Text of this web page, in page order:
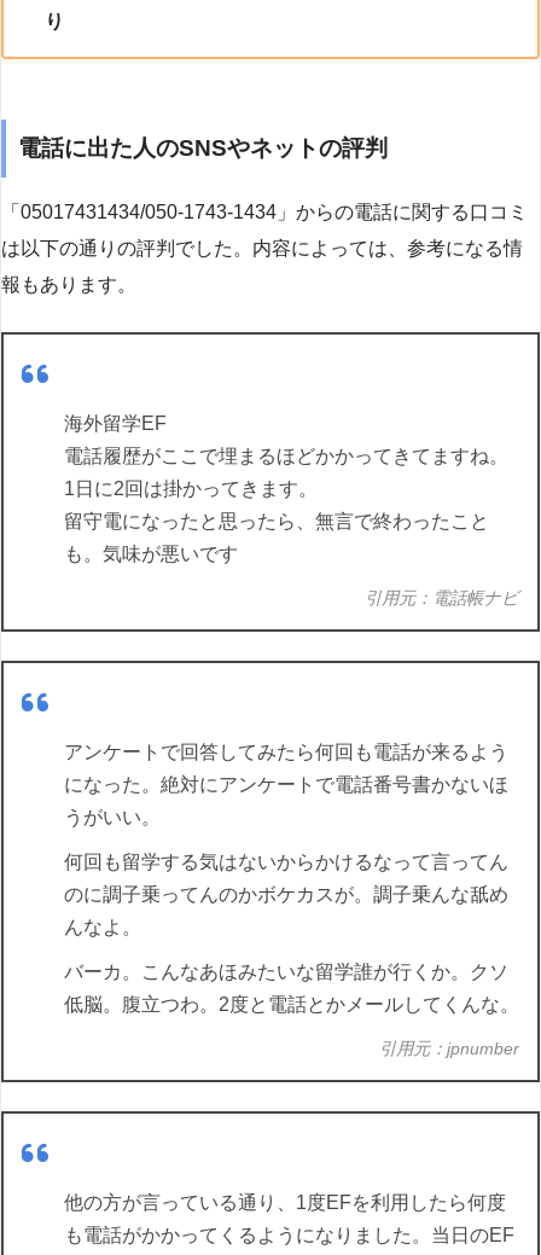
り
電話に出た人のSNSやネットの評判
「05017431434/050-1743-1434」からの電話に関する口コミ
は以下の通りの評判でした。内容によっては、参考になる情
報もあります。
海外留学EF
電話履歴がここで埋まるほどかかってきてますね。
1日に2回は掛かってきます。
留守電になったと思ったら、無言で終わったこと
も。気味が悪いです
引用元：電話帳ナビ
アンケートで回答してみたら何回も電話が来るよう
になった。絶対にアンケートで電話番号書かないほ
うがいい。
何回も留学する気はないからかけるなって言ってん
のに調子乗ってんのかボケカスが。調子乗んな舐め
んなよ。
バーカ。こんなあほみたいな留学誰が行くか。クソ
低脳。腹立つわ。2度と電話とかメールしてくんな。
引用元：jpnumber
他の方が言っている通り、1度EFを利用したら何度
も電話がかかってくるようになりました。当日のEF